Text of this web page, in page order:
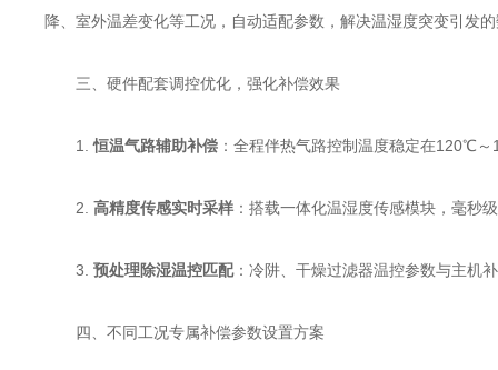
降、室外温差变化等工况，自动适配参数，解决温湿度突变引发
三、硬件配套调控优化，强化补偿效果
1.恒温气路辅助补偿 ：全程伴热气路控制温度稳定在120℃
2. 高精度传感实时采样 ：搭载一体化温湿度传感模块，毫秒
3. 预处理除湿温控匹配：冷阱、干燥过滤器温控参数与主机
四、不同工况专属补偿参数设置方案